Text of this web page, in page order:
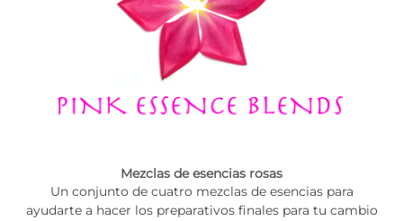
Mezclas de esencias rosas
Un conjunto de cuatro mezclas de esencias para
ayudarte a hacer los preparativos finales para tu cambio